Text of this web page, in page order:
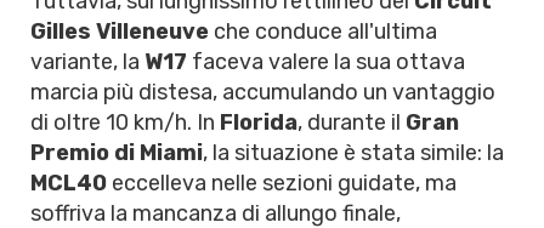
Gilles Villeneuve che conduce all'ultima
variante, la W17 faceva valere la sua ottava
marcia più distesa, accumulando un vantaggio
di oltre 10 km/h. In Florida, durante il Gran
Premio di Miami, la situazione è stata simile: la
MCL40 eccelleva nelle sezioni guidate, ma
soffriva la mancanza di allungo finale,